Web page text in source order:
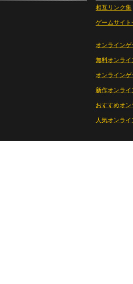
相互リンク集
ゲームサイト
オンラインゲ
無料オンライ
オンライン
新作オンライ
おすすめオ
人気オンラ